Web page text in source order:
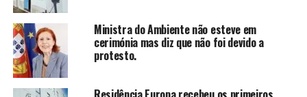
Ministra do Ambiente não esteve em
cerimónia mas diz que não foi devido a
protesto.